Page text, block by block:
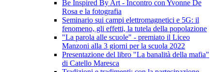
Be Inspired By Art - Incontro con Yvonne De
Rosa e la fotografia
Seminario sui campi elettromagnetici e 5G: il
fenomeno, gli effetti, la tutela della popolazione
"La parola alle scuole" - premiato il Liceo
Manzoni alla 3 giorni per la scuola 2022
Presentazione del libro "La banalità della mafia"
di Catello Maresca